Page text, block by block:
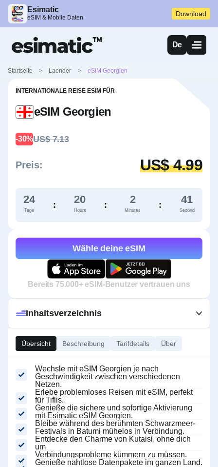
Esimatic
eSIM & Mobile Daten Download
De
Startseite > Laender > eSIM Georgien
INTERNATIONALE REISE ESIM FÜR
eSIM Georgien
-30%US$ 7.13
Preis: US$ 4.99
24
Tage
: 20
Hours
: 2
Minutes
: 40
Second
Wähle deine eSIM
Bereits 75.000+ eSIM-Benutzer vertrauen uns
Übersicht Beschreibung Tarifdetails Über
Wechsle mit eSIM Georgien je nach
Geschwindigkeit zwischen verschiedenen
Netzen.
Erlebe problemloses Reisen mit eSIM, perfekt
für Tiflis.
Genieße die sichere und sofortige Aktivierung
mit Esimatic eSIM Georgien.
Bleibe während des berühmten Schwarzmeer-
Festivals in Batumi mühelos in Verbindung.
Entdecke den Charme von Kutaisi, ohne dich
um
Verbindungsprobleme kümmern zu müssen.
Genieße nahtlose Datenpakete im ganzen Land.
Inhaltsverzeichnis